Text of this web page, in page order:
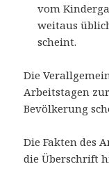
vom
weitaus
scheint.
Die
Arbeitstagen
Bevölkerung
Die Fakten des
die Überschrift